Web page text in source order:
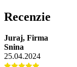
Recenzie
Juraj, Firma
Snina
25.04.2024